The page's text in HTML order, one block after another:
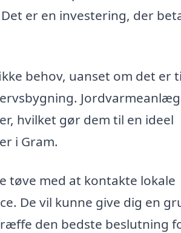
er en investering, der
behov, uanset om det er
hvilket gør dem til en ideel
i Gram.
tøve med at kontakte lokale
De vil kunne give dig en
den bedste beslutning